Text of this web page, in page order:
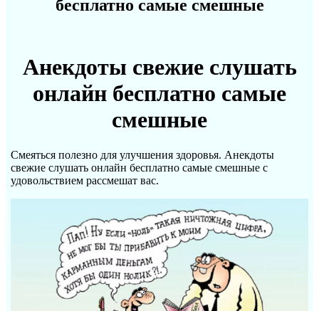
бесплатно самые смешные
Анекдоты свежие слушать
онлайн бесплатно самые
смешные
Смеяться полезно для улучшения здоровья. Анекдоты
свежие слушать онлайн бесплатно самые смешные с
удовольствием рассмешат вас.